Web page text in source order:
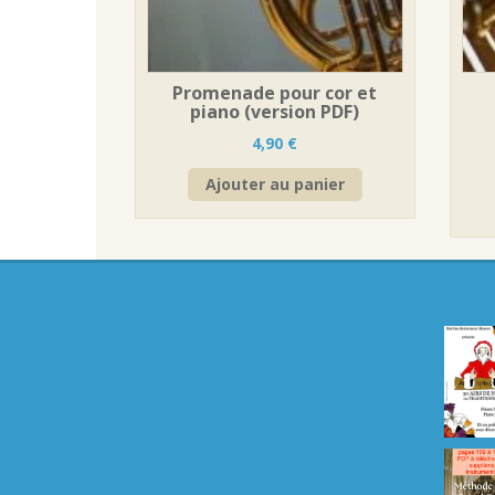
Promenade pour cor et
piano (version PDF)
4,90 €
Ajouter au panier